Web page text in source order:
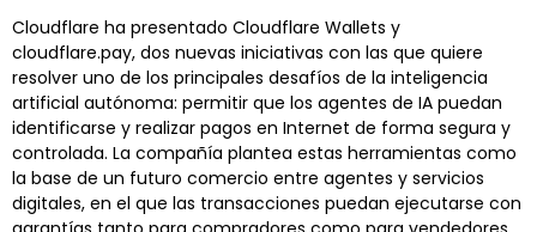
Cloudflare ha presentado Cloudflare Wallets y
cloudflare.pay, dos nuevas iniciativas con las que quiere
resolver uno de los principales desafíos de la inteligencia
artificial autónoma: permitir que los agentes de IA puedan
identificarse y realizar pagos en Internet de forma segura y
controlada. La compañía plantea estas herramientas como
la base de un futuro comercio entre agentes y servicios
digitales, en el que las transacciones puedan ejecutarse con